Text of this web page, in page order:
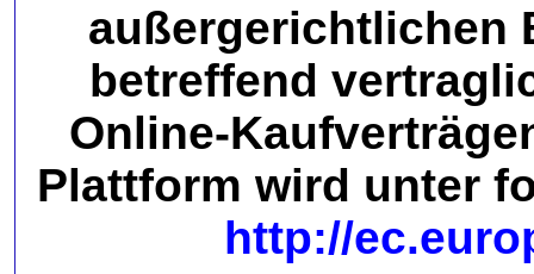
außergerichtlichen
betreffend
Online-
Plattform wird unter
http://